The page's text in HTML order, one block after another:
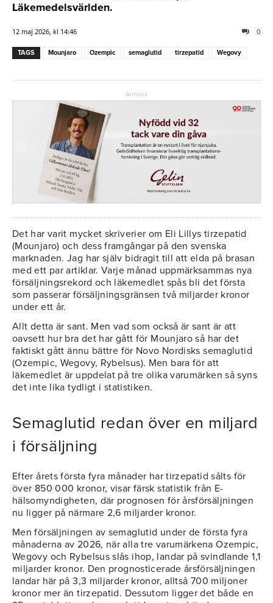
Läkemedelsvärlden.
12 maj 2026, kl 14:46 0
TAGS Mounjaro Ozempic semaglutid tirzepatid Wegovy
Annons
Det har varit mycket skriverier om Eli Lillys tirzepatid
(Mounjaro) och dess framgångar på den svenska
marknaden. Jag har själv bidragit till att elda på brasan
med ett par artiklar. Varje månad uppmärksammas nya
försäljningsrekord och läkemedlet spås bli det första
som passerar försäljningsgränsen två miljarder kronor
under ett år.
Allt detta är sant. Men vad som också är sant är att
oavsett hur bra det har gått för Mounjaro så har det
faktiskt gått ännu bättre för Novo Nordisks semaglutid
(Ozempic, Wegovy, Rybelsus). Men bara för att
läkemedlet är uppdelat på tre olika varumärken så syns
det inte lika tydligt i statistiken.
Semaglutid redan över en miljard
i försäljning
Efter årets första fyra månader har tirzepatid sålts för
över 850 000 kronor, visar färsk statistik från E-
hälsomyndigheten, där prognosen för årsförsäljningen
nu ligger på närmare 2,6 miljarder kronor.
Men försäljningen av semaglutid under de första fyra
månaderna av 2026, när alla tre varumärkena Ozempic,
Wegovy och Rybelsus slås ihop, landar på svindlande 1,1
miljarder kronor. Den prognosticerade årsförsäljningen
landar här på 3,3 miljarder kronor, alltså 700 miljoner
kronor mer än tirzepatid. Dessutom ligger det både en